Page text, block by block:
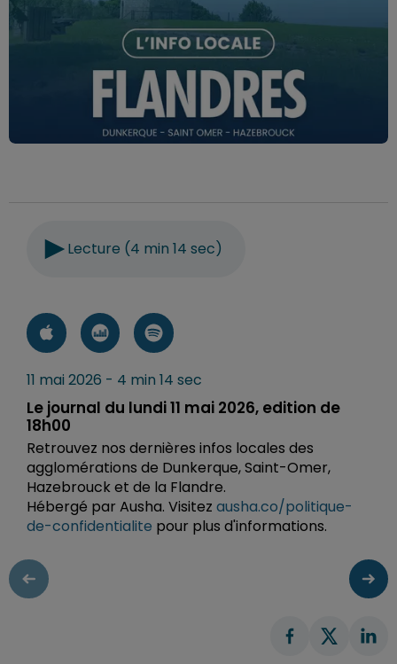
Lecture (4 min 14 sec)
11 mai 2026 - 4 min 14 sec
Le journal du lundi 11 mai 2026, edition de
18h00
Retrouvez nos dernières infos locales des
agglomérations de Dunkerque, Saint-Omer,
Hazebrouck et de la Flandre.
Hébergé par Ausha. Visitez ausha.co/politique-
de-confidentialite pour plus d'informations.